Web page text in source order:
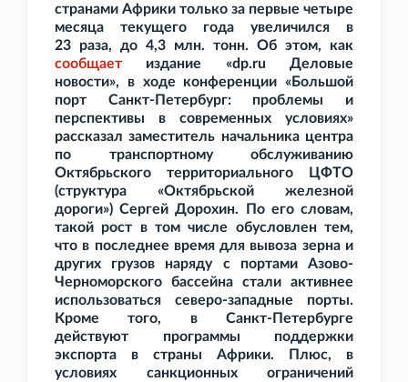
странами Африки только за первые четыре
месяца текущего года увеличился в
23
раза, до 4,3
млн. тонн. Об этом, как
сообщает издание «dp.ru Деловые
новости», в ходе конференции «Большой
порт Санкт-Петербург: проблемы и
перспективы в современных условиях»
рассказал заместитель начальника центра
по транспортному обслуживанию
Октябрьского территориального ЦФТО
(структура «Октябрьской железной
дороги») Сергей Дорохин. По его словам,
такой рост в том числе обусловлен тем,
что в последнее время для вывоза зерна и
других грузов наряду с портами Азово-
Черноморского бассейна стали активнее
использоваться северо-западные порты.
Кроме того, в Санкт-Петербурге
действуют программы поддержки
экспорта в страны Африки. Плюс, в
условиях санкционных ограничений